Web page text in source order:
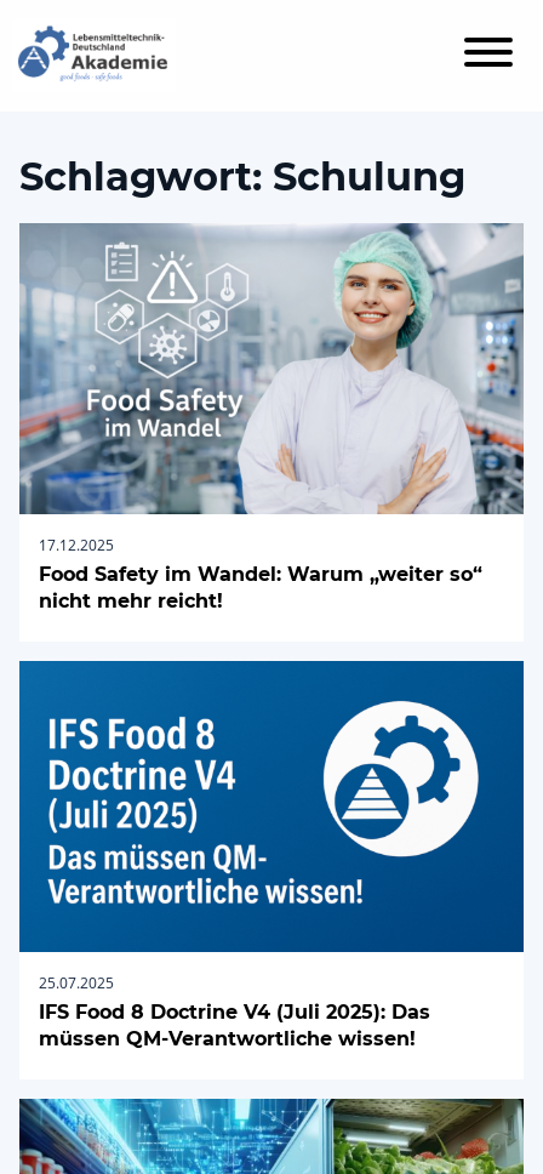
Schlagwort: Schulung
17.12.2025
Food Safety im Wandel: Warum „weiter so“
nicht mehr reicht!
25.07.2025
IFS Food 8 Doctrine V4 (Juli 2025): Das
müssen QM-Verantwortliche wissen!